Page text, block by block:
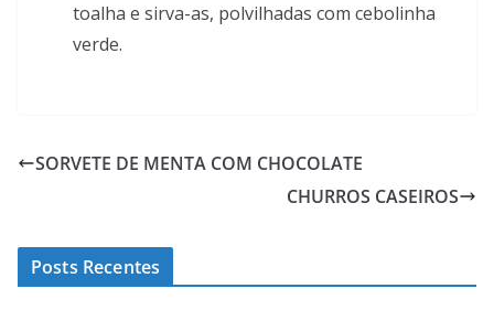
toalha e sirva-as, polvilhadas com cebolinha
verde.
SORVETE DE MENTA COM CHOCOLATE
CHURROS CASEIROS
Posts Recentes